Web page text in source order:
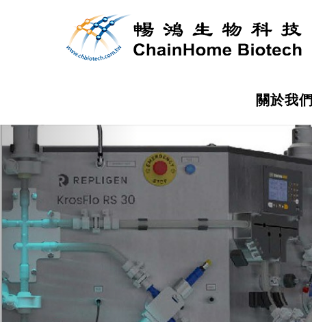
關於我們
Previous